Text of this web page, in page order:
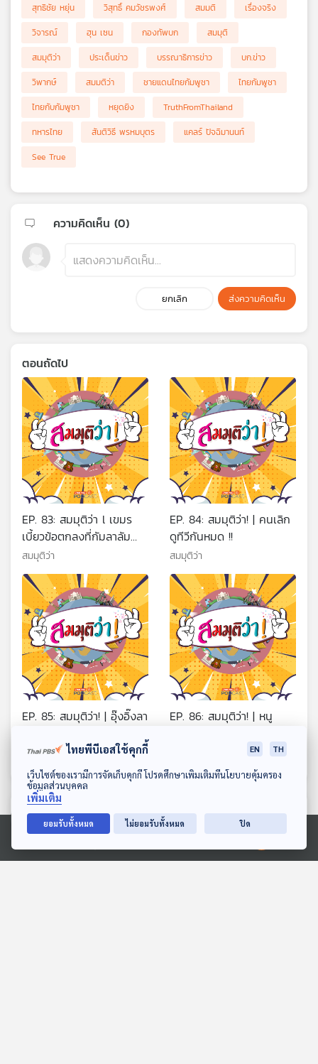
ดาวน์โหลด Thai PBS Podcast Application
Ⓒ 2020 องค์การกระจายเสียงและแพร่ภาพสาธารณะแห่งประเทศไทย
สุทธิชัย หยุ่น
วิสุทธิ์ คมวัชรพงศ์ สมมติ
เรื่องจริง
วิจารณ์
ฮุน เซน กองทัพบก
สมมุติ
สมมุติว่า
ประเด็นข่าว บรรณาธิการข่าว
บก.ข่าว
วิพากษ์
สมมติว่า ชายแดนไทยกัมพูชา
ไทยกัมพูชา
ไทยกับกัมพูชา
หยุดยิง
TruthFromThailand
ทหารไทย
สันติวิธี พรหมบุตร
แคลร์ ปัจฉิมานนท์
See True
ความคิดเห็น (0)
ยกเลิก ส่งความคิดเห็น
ตอนถัดไป
EP. 83: สมมุติว่า l เขมร
เบี้ยวข้อตกลงที่กัมลาลัม
เปอร์ !!
สมมุติว่า
EP. 84: สมมุติว่า! | คนเลิก
ดูทีวีกันหมด !!
สมมุติว่า
EP. 85: สมมุติว่า! | อุ๊งอิ๊งลา
ตัดสิน 29 สิงหาคมนี้
สมมุติว่า
EP. 86: สมมุติว่า! | หนู
ตอนที่เกี่ยวข้อง
ไทยพีบีเอสใช้คุกกี้ EN TH
เว็บไซต์ของเรามีการจัดเก็บคุกกี้ โปรดศึกษาเพิ่มเติมที่นโยบายคุ้มครอง
ข้อมูลส่วนบุคคล
เพิ่มเติม
ยอมรับทั้งหมด ไม่ยอมรับทั้งหมด ปิด